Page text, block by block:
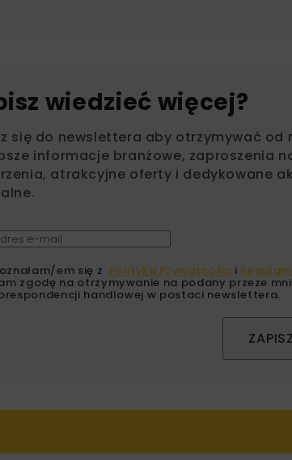
wiedzieć więcej?
się do newslettera aby otrzymywać od
informacje branżowe, zaproszenia
atrakcyjne oferty i dedykowane
em się z Polityką Prywatności i
zgodę na otrzymywanie na podany przeze
handlowej w postaci newslettera.